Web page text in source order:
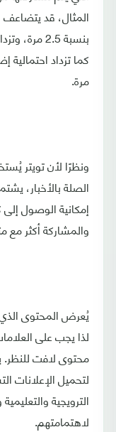
المثال، قد يتضاعف
مرة.
ونظرًا لأن تويتر
الصلة بالأخبار،
إمكانية الوصول إلى
والمشاركة أكثر مع
يُعرض المحتوى
لذا يجب على
محتوى لافت للنظر.
لتحميل الإعلانات
الترويجية
لاهتمامتهم.